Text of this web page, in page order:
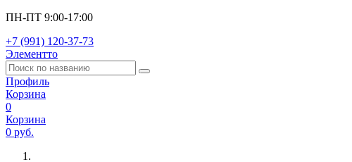
ПН-ПТ 9:00-17:00
+7 (991) 120-37-73
Элементто
Профиль
Корзина
0
Корзина
0 руб.